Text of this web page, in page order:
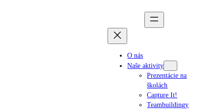
O nás
Naše aktivity
Prezentácie na
školách
Capture It!
Teambuildingy